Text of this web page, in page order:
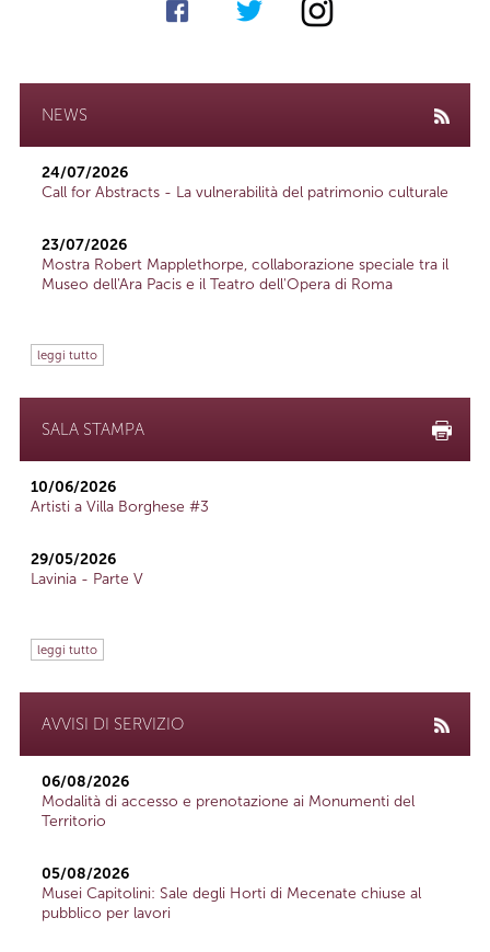
NEWS
24/07/2026
Call for Abstracts - La vulnerabilità del patrimonio culturale
23/07/2026
Mostra Robert Mapplethorpe, collaborazione speciale tra il
Museo dell'Ara Pacis e il Teatro dell'Opera di Roma
leggi tutto
SALA STAMPA
10/06/2026
Artisti a Villa Borghese #3
29/05/2026
Lavinia - Parte V
leggi tutto
AVVISI DI SERVIZIO
06/08/2026
Modalità di accesso e prenotazione ai Monumenti del
Territorio
05/08/2026
Musei Capitolini: Sale degli Horti di Mecenate chiuse al
pubblico per lavori